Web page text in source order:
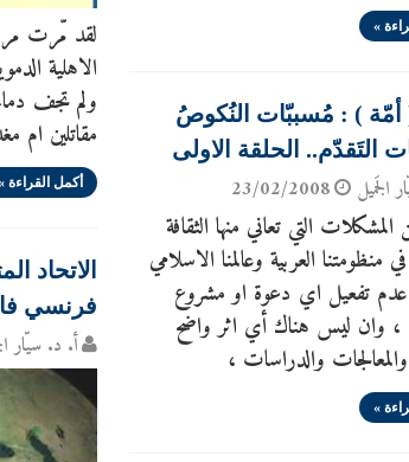
»
لقد مّرت
الاهلية
ولم تجف
مقاتلين ام
أكمل القراءة
( أمّة ) : مُسببّات النُكوصُ
التَقدّم.. الحلقة الاولى
الجَميل 23/02/2008
التي تعاني منها الثقافة
منظومتنا العربية وعالمنا الاسلامي
تفعيل اي دعوة او مشروع
، وان ليس هناك أي اثر واضح
والدراسات ،
»
الاتحاد
فرنسي
أ. د. سيّار